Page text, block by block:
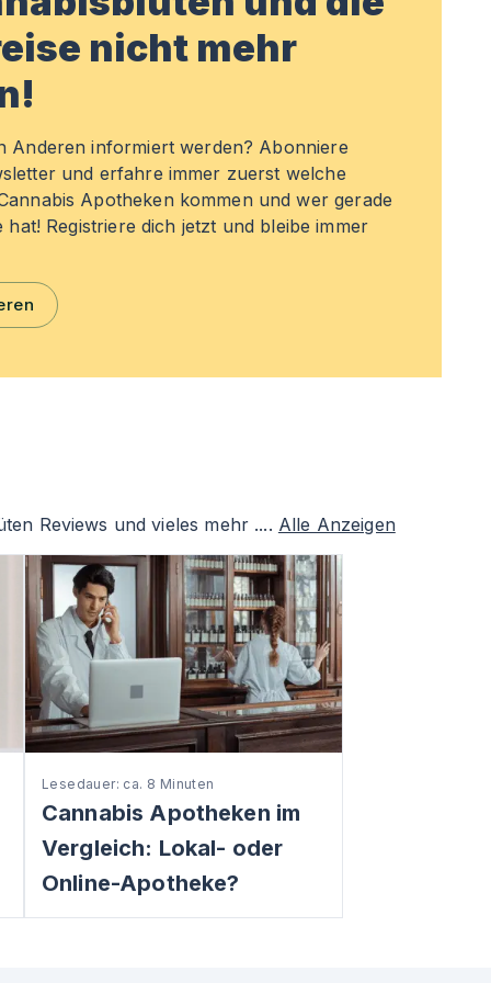
nicht mehr
Anderen informiert werden? Abonniere
und erfahre immer zuerst welche
Apotheken kommen und wer gerade
hat! Registriere dich jetzt und bleibe immer
Reviews und vieles mehr .... Alle Anzeigen
Lesedauer: ca. 8 Minuten
Cannabis Apotheken im
Vergleich: Lokal- oder
Online-Apotheke?